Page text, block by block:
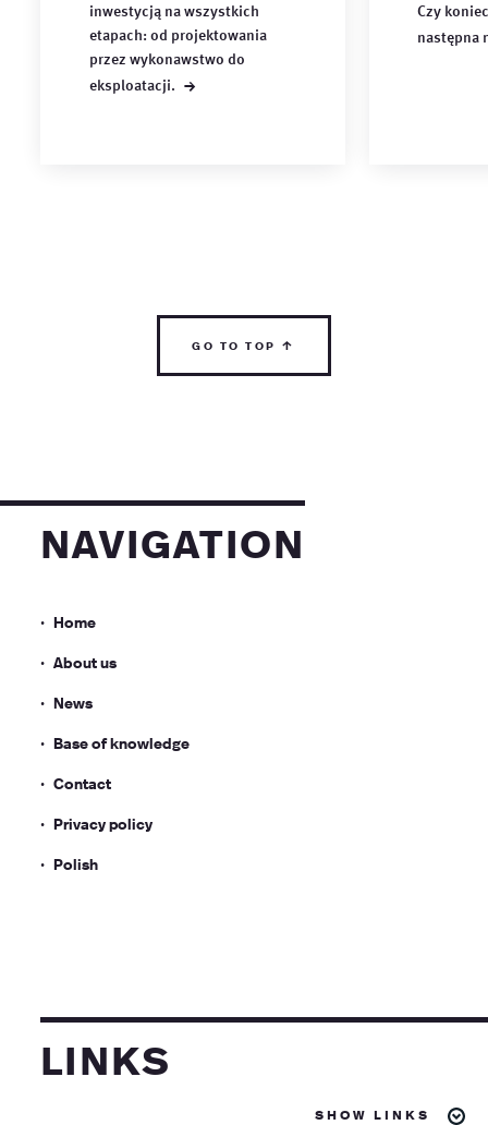
inwestycją na wszystkich
etapach: od projektowania
przez wykonawstwo do
eksploatacji. →
Czy
następna
go to top ↑
navigation
Home
About us
News
Base of knowledge
Contact
Privacy policy
Polish
links
show links